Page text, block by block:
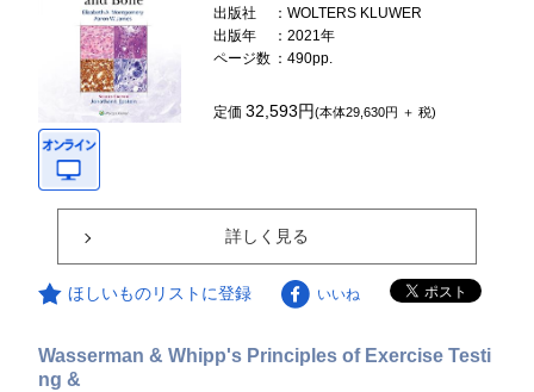
出版社
：WOLTERS KLUWER
出版年
：2021年
ページ数 ：490pp.
定価32,593円(本体29,630円 ＋ 税)
詳しく見る
ほしいものリストに登録 いいね
Wasserman & Whipp's Principles of Exercise Testi
ng &